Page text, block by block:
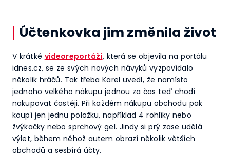
Účtenkovka jim změnila život
V krátké videoreportáži, která se objevila na portálu
idnes.cz, se ze svých nových návyků vyzpovídalo
několik hráčů. Tak třeba Karel uvedl, že namísto
jednoho velkého nákupu jednou za čas teď chodí
nakupovat častěji. Při každém nákupu obchodu pak
koupí jen jednu položku, například 4 rohlíky nebo
žvýkačky nebo sprchový gel. Jindy si prý zase udělá
výlet, během něhož autem obrazí několik větších
obchodů a sesbírá účty.